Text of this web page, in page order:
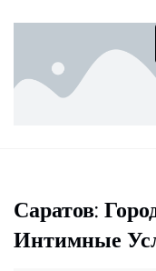
Саратов:
Интимные